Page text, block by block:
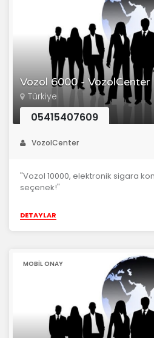
Vozol 6000 - VozolCenter
Türkiye
05415407609
VozolCenter
"Vozol 10000, elektronik sigara
seçenek!"
DETAYLAR
MOBIL ONAY